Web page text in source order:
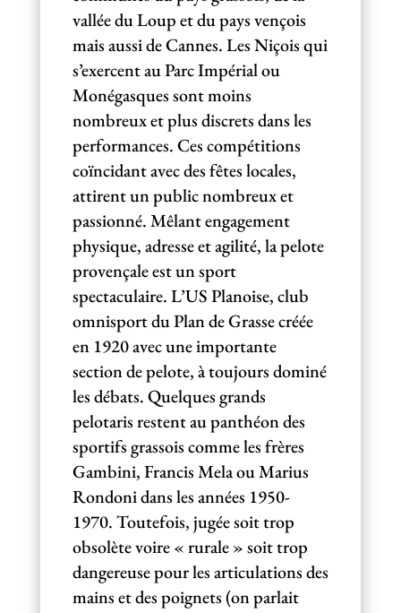
vallée du Loup et du pays vençois
mais aussi de Cannes. Les Niçois qui
s’exercent au Parc Impérial ou
Monégasques sont moins
nombreux et plus discrets dans les
performances. Ces compétitions
coïncidant avec des fêtes locales,
attirent un public nombreux et
passionné. Mêlant engagement
physique, adresse et agilité, la pelote
provençale est un sport
spectaculaire. L’US Planoise, club
omnisport du Plan de Grasse créée
en 1920 avec une importante
section de pelote, à toujours dominé
les débats. Quelques grands
pelotaris restent au panthéon des
sportifs grassois comme les frères
Gambini, Francis Mela ou Marius
Rondoni dans les années 1950-
1970. Toutefois, jugée soit trop
obsolète voire « rurale » soit trop
dangereuse pour les articulations des
mains et des poignets (on parlait